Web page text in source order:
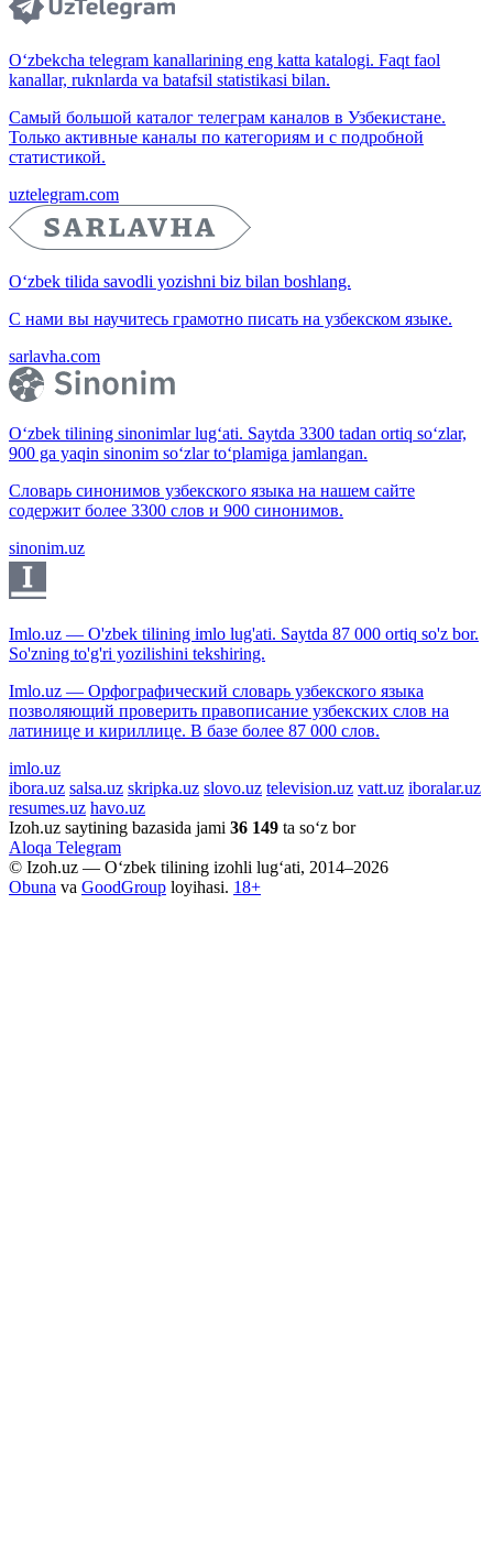
O‘zbekcha telegram kanallarining eng katta katalogi. Faqt faol
kanallar, ruknlarda va batafsil statistikasi bilan.
Самый большой каталог телеграм каналов в Узбекистане.
Только активные каналы по категориям и с подробной
статистикой.
uztelegram.com
O‘zbek tilida savodli yozishni biz bilan boshlang.
С нами вы научитесь грамотно писать на узбекском языке.
sarlavha.com
O‘zbek tilining sinonimlar lug‘ati. Saytda 3300 tadan ortiq so‘zlar,
900 ga yaqin sinonim so‘zlar to‘plamiga jamlangan.
Словарь синонимов узбекского языка на нашем сайте
содержит более 3300 слов и 900 синонимов.
sinonim.uz
Imlo.uz — O'zbek tilining imlo lug'ati. Saytda 87 000 ortiq so'z bor.
So'zning to'g'ri yozilishini tekshiring.
Imlo.uz — Орфографический словарь узбекского языка
позволяющий проверить правописание узбекских слов на
латинице и кириллице. В базе более 87 000 слов.
imlo.uz
ibora.uz salsa.uz skripka.uz slovo.uz television.uz vatt.uz iboralar.uz
resumes.uz havo.uz
Izoh.uz saytining bazasida jami 36 149 ta so‘z bor
Aloqa Telegram
© Izoh.uz — O‘zbek tilining izohli lug‘ati, 2014–2026
Obuna va GoodGroup loyihasi. 18+